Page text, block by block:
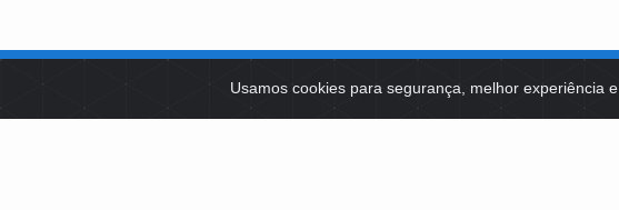
Usamos cookies para segurança, melhor experiência
PLATAFORMA DE